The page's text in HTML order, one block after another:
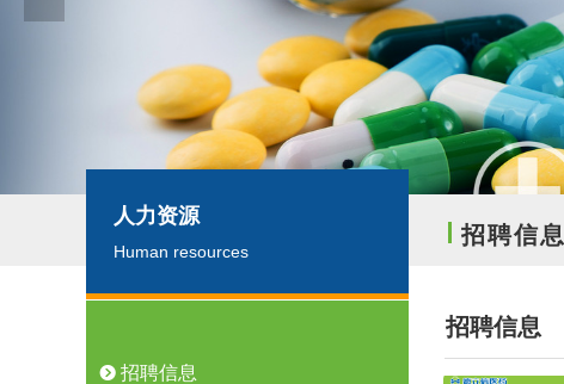
招聘信息
招聘信息
人力资源
Human resources
뀹 招聘信息